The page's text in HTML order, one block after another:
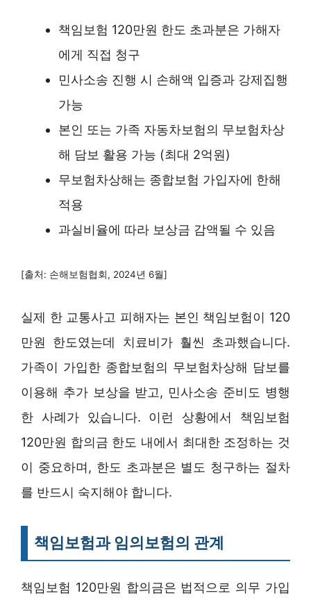
책임보험 120만원 한도 초과분은 가해자
에게 직접 청구
민사소송 진행 시 손해액 입증과 강제집행
가능
본인 또는 가족 자동차보험의 무보험차상
해 담보 활용 가능 (최대 2억원)
무보험차상해는 종합보험 가입자에 한해
적용
과실비율에 따라 보상금 감액될 수 있음
[출처: 손해보험협회, 2024년 6월]
실제 한 교통사고 피해자는 본인 책임보험이 120
만원 한도였는데 치료비가 훨씬 초과했습니다.
가족이 가입한 종합보험의 무보험차상해 담보를
이용해 추가 보상을 받고, 민사소송 준비도 병행
한 사례가 있습니다. 이런 상황에서 책임보험
120만원 합의금 한도 내에서 최대한 조정하는 것
이 중요하며, 한도 초과분은 별도 청구하는 절차
를 반드시 숙지해야 합니다.
책임보험과 임의보험의 관계
책임보험 120만원 합의금은 법적으로 의무 가입